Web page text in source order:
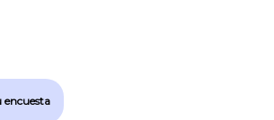
encuesta